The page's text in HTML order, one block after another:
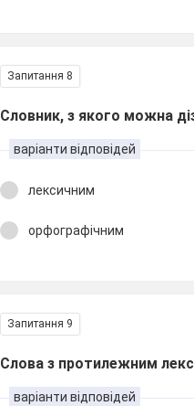
Запитання 8
Словник, з якого можна
варіанти відповідей
лексичним
орфографічним
Запитання 9
Слова з протилежним
варіанти відповідей